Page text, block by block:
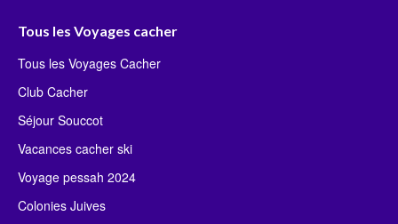
Tous les Voyages cacher
Tous les Voyages Cacher
Club Cacher
Séjour Souccot
Vacances cacher ski
Voyage pessah 2024
Colonies Juives